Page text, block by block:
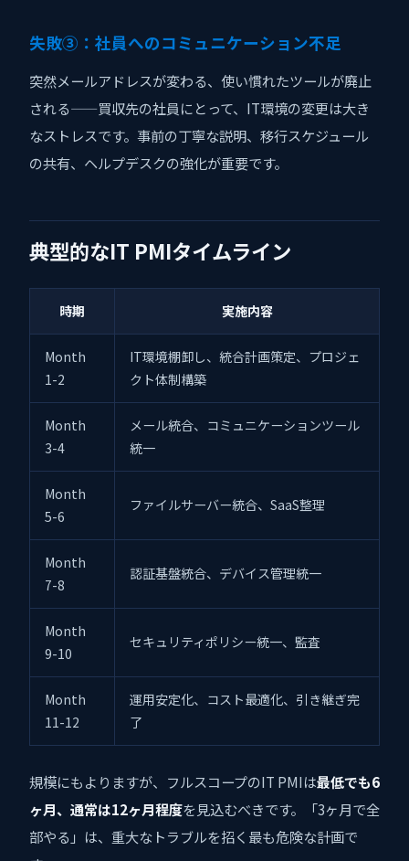
失敗③：社員へのコミュニケーション不足
突然メールアドレスが変わる、使い慣れたツールが廃止
される——買収先の社員にとって、IT環境の変更は大き
なストレスです。事前の丁寧な説明、移行スケジュール
の共有、ヘルプデスクの強化が重要です。
典型的なIT PMIタイムライン
時期 実施内容
Month
1-2
IT環境棚卸し、統合計画策定、プロジェ
クト体制構築
Month
3-4
メール統合、コミュニケーションツール
統一
Month
5-6
ファイルサーバー統合、SaaS整理
Month
7-8
認証基盤統合、デバイス管理統一
Month
9-10
セキュリティポリシー統一、監査
Month
11-12
運用安定化、コスト最適化、引き継ぎ完
了
規模にもよりますが、フルスコープのIT PMIは最低でも6
ヶ月、通常は12ヶ月程度を見込むべきです。「3ヶ月で全
部やる」は、重大なトラブルを招く最も危険な計画で